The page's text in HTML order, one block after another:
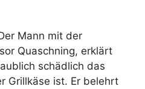
Mann mit der
Quaschning, erklärt
schädlich das
Grillkäse ist. Er belehrt